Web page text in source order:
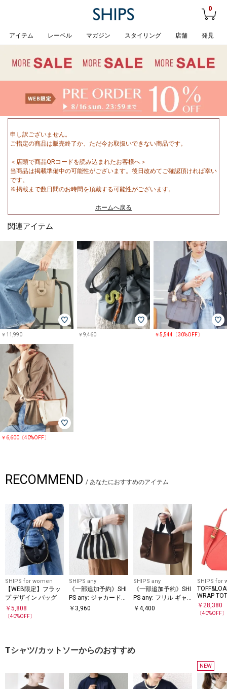
0
アイテム レーベル マガジン スタイリング 店舗 発見
申し訳ございません。
ご指定の商品は販売終了か、ただ今お取扱いできない商品です。
＜店頭で商品QRコードを読み込まれたお客様へ＞
当商品は掲載準備中の可能性がございます。後日改めてご確認頂ければ幸い
です。
※掲載まで数日間のお時間を頂戴する可能性がございます。
ホームへ戻る
関連アイテム
￥11,990 ￥9,460 ￥5,544〔30%OFF〕
￥6,600〔40%OFF〕
RECOMMEND / あなたにおすすめのアイテム
SHIPS for women
【WEB限定】フラッ
プ デザイン バッグ
￥ 5,808
〔40%OFF〕
SHIPS any
《一部追加予約》SHI
PS any: ジャカード
パターン 2WAY ショ
￥ 3,960
SHIPS any
《一部追加予約》SHI
PS any: フリル ギャ
ザー コンビ トート
￥ 4,400
SHIPS for
WRAP
NK M
￥28,380
〔40%OFF〕
Tシャツ/カットソーからのおすすめ
NEW